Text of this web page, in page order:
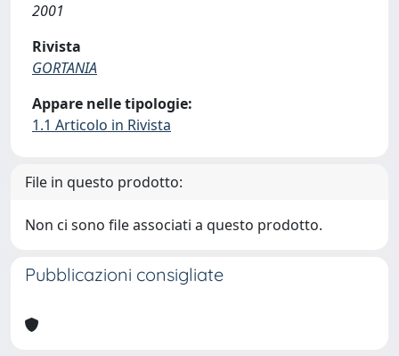
2001
Rivista
GORTANIA
Appare nelle tipologie:
1.1 Articolo in Rivista
File in questo prodotto:
Non ci sono file associati a questo prodotto.
Pubblicazioni consigliate